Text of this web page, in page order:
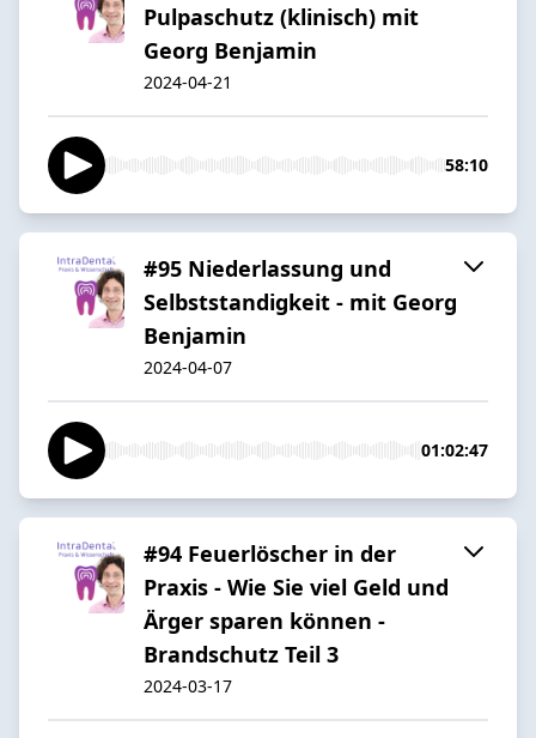
Pulpaschutz (klinisch) mit
Georg Benjamin
2024-04-21
58:10
#95 Niederlassung und
Selbststandigkeit - mit Georg
Benjamin
2024-04-07
01:02:47
#94 Feuerlöscher in der
Praxis - Wie Sie viel Geld und
Ärger sparen können -
Brandschutz Teil 3
2024-03-17